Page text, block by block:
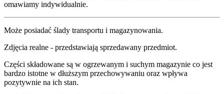
omawiamy indywidualnie.
Może posiadać ślady transportu i magazynowania.
Zdjęcia realne - przedstawiają sprzedawany przedmiot.
Części składowane są w ogrzewanym i suchym magazynie co jest
bardzo istotne w dłuższym przechowywaniu oraz wpływa
pozytywnie na ich stan.